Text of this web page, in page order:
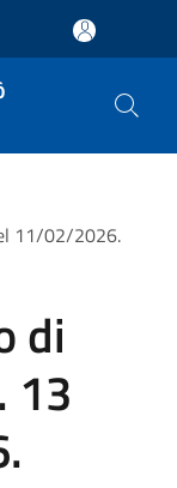
11/02/2026.
di
13